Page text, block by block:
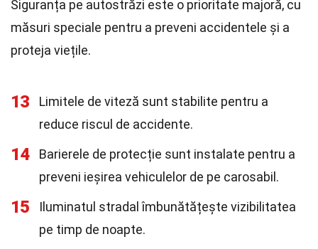
Siguranța pe autostrăzi este o prioritate majoră, cu
măsuri speciale pentru a preveni accidentele și a
proteja viețile.
13
Limitele de viteză sunt stabilite pentru a
reduce riscul de accidente.
14
Barierele de protecție sunt instalate pentru a
preveni ieșirea vehiculelor de pe carosabil.
15
Iluminatul stradal îmbunătățește vizibilitatea
pe timp de noapte.